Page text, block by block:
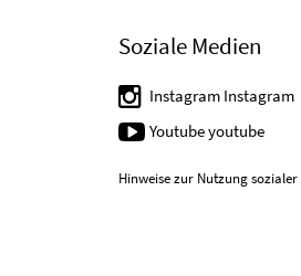
Soziale Medien
Instagram Instagram
Youtube youtube
Hinweise zur Nutzung sozialer